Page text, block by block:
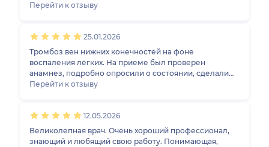
благодарность врачу. Всегда все понятно объясняет,
проблему пациента с дальнейшими вариантами
решения проблемы. Спасибо вам за ваш труд!
Перейти к отзыву
25.01.2026
Тромбоз вен нижних конечностей на фоне
воспаления лёгких. На приеме был проверен
анамнез, подробно опросили о состоянии, сделали
УЗИ вен, установили картину, назначили лечение.
основного лечения назначила препараты для
смягчения состояния и защиты желудка. Вышли с
приема с ощущением, что все повернуло на позитив)
Перейти к отзыву
12.05.2026
Великолепная врач. Очень хороший профессионал,
знающий и любящий свою работу. Понимающая,